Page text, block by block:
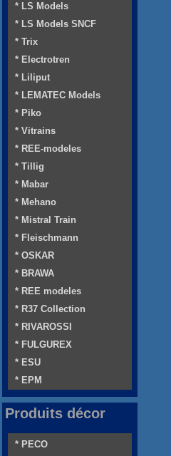
* LS Models
* LS Models SNCF
* Trix
* Electrotren
* Liliput
* LEMATEC Models
* Piko
* Vitrains
* REE-modeles
* Tillig
* Mabar
* Mehano
* Mistral Train
* Fleischmann
* OSKAR
* BRAWA
* REE modeles
* R37 Collection
* RIVAROSSI
* FULGUREX
* ESU
* EPM
Produits décor
* PECO